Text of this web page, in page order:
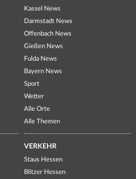
Kassel News
Darmstadt News
Offenbach News
Gießen News
Fulda News
Bayern News
Sport
Wetter
Alle Orte
Alle Themen
VERKEHR
Staus Hessen
Blitzer Hessen